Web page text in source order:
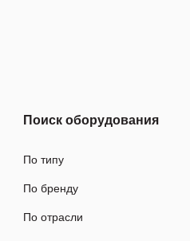
Поиск оборудования
По типу
По бренду
По отрасли